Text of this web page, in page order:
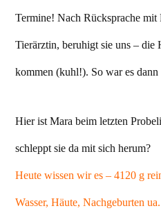
Termine! Nach Rücksprache
Tierärztin, beruhigt sie uns –
kommen (kuhl!). So war es dann
Hier ist Mara beim letzten
schleppt sie da mit sich herum?
Heute wissen wir es – 4120 g
Wasser, Häute, Nachgeburten